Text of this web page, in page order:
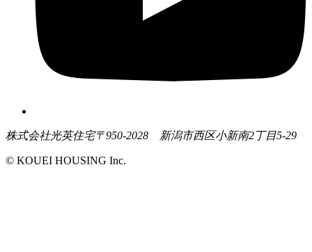
株式会社光英住宅〒950-2028 新潟市西区小新南2丁目5-29
© KOUEI HOUSING Inc.